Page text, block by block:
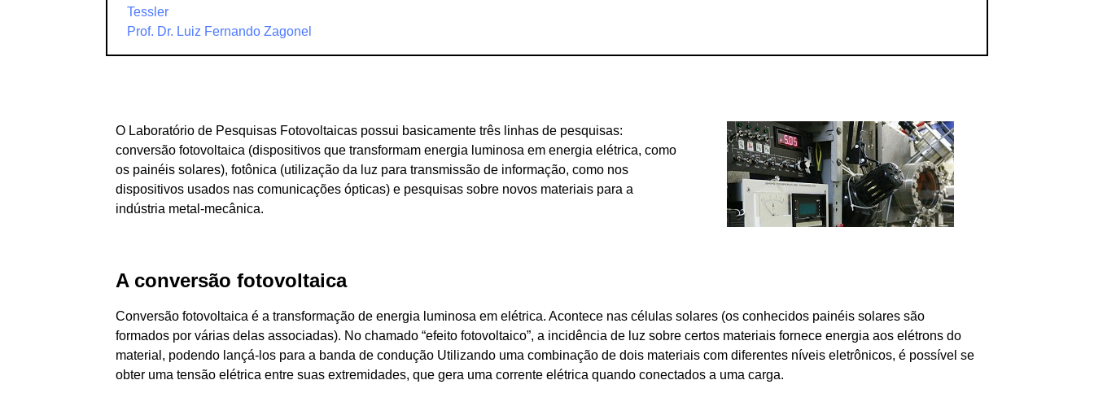
Tessler
Prof. Dr. Luiz Fernando Zagonel
O Laboratório de Pesquisas Fotovoltaicas possui basicamente três linhas de pesquisas:
conversão fotovoltaica (dispositivos que transformam energia luminosa em energia elétrica, como
os painéis solares), fotônica (utilização da luz para transmissão de informação, como nos
dispositivos usados nas comunicações ópticas) e pesquisas sobre novos materiais para a
indústria metal-mecânica.
A conversão fotovoltaica
Conversão fotovoltaica é a transformação de energia luminosa em elétrica. Acontece nas células solares (os conhecidos painéis solares são
formados por várias delas associadas). No chamado “efeito fotovoltaico”, a incidência de luz sobre certos materiais fornece energia aos elétrons do
material, podendo lançá-los para a banda de condução Utilizando uma combinação de dois materiais com diferentes níveis eletrônicos, é possível se
obter uma tensão elétrica entre suas extremidades, que gera uma corrente elétrica quando conectados a uma carga.